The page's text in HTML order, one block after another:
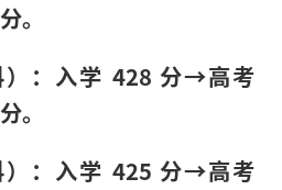
。
）：入学 428 分→高考
。
）：入学 425 分→高考